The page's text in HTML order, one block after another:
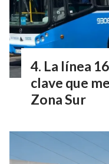
La línea
clave que
Zona Sur